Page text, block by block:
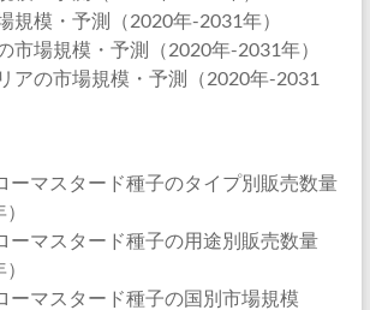
規模・予測（2020年-2031年）
市場規模・予測（2020年-2031年）
アの市場規模・予測（2020年-2031
ーマスタード種子のタイプ別販売数量
ーマスタード種子の用途別販売数量
ーマスタード種子の国別市場規模